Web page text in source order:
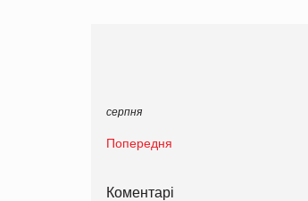
серпня
Попередня
Коментарі